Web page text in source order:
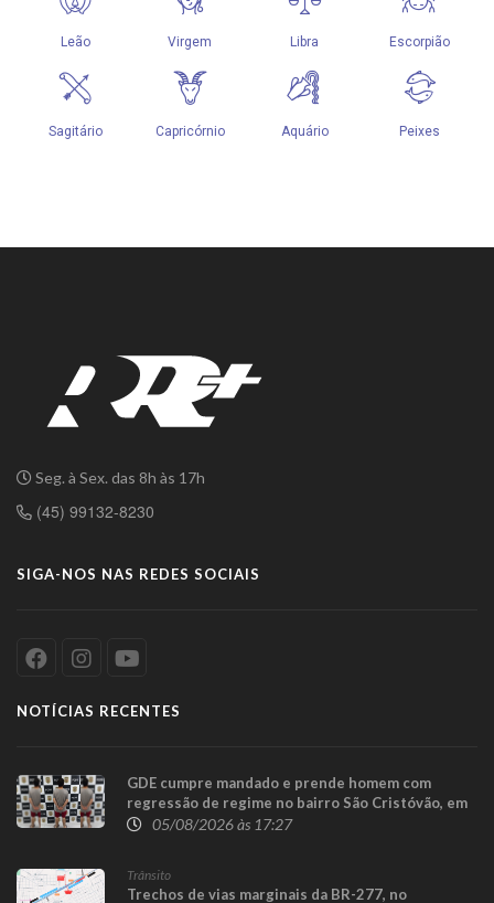
Seg. à Sex. das 8h às 17h
(45) 99132-8230
SIGA-NOS NAS REDES SOCIAIS
NOTÍCIAS RECENTES
GDE cumpre mandado e prende homem com
regressão de regime no bairro São Cristóvão, em
Cascavel
05/08/2026 às 17:27
Trânsito
Trechos de vias marginais da BR-277, no